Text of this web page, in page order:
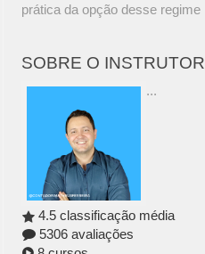
prática da opção desse regime
SOBRE O INSTRUTOR
...
4.5 classificação média
5306 avaliações